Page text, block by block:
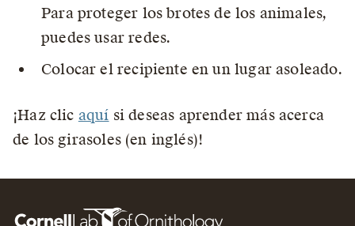
Para proteger los brotes de los animales,
puedes usar redes.
Colocar el recipiente en un lugar asoleado.
¡Haz clic aquí si deseas aprender más acerca
de los girasoles (en inglés)!